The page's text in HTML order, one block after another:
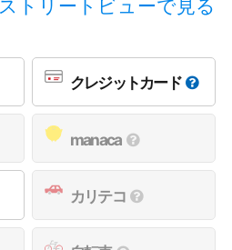
ストリートビューで見る
クレジットカード
manaca
カリテコ